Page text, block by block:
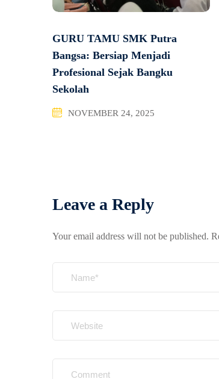
GURU TAMU SMK Putra
Bangsa: Bersiap Menjadi
Profesional Sejak Bangku
Sekolah
NOVEMBER 24, 2025
Leave a Reply
Your email address will not be published.